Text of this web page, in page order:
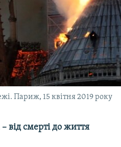
Париж, 15 квітня 2019 року
від смерті до життя